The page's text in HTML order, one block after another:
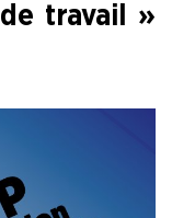
travail »